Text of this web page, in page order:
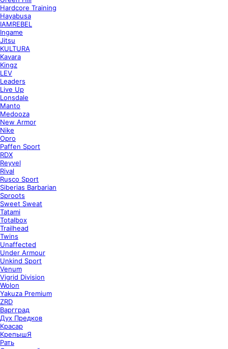
Hardcore Training
Hayabusa
IAMREBEL
Ingame
Jitsu
KULTURA
Kavara
Kingz
LEV
Leaders
Live Up
Lonsdale
Manto
Medooza
New Armor
Nike
Opro
Paffen Sport
RDX
Reyvel
Rival
Rusco Sport
Siberias Barbarian
Sproots
Sweet Sweat
Tatami
Totalbox
Trailhead
Twins
Unaffected
Under Armour
Unkind Sport
Venum
Vigrid Division
Wolon
Yakuza Premium
ZRD
Варгград
Дух Предков
Красар
КрепышЯ
Рать